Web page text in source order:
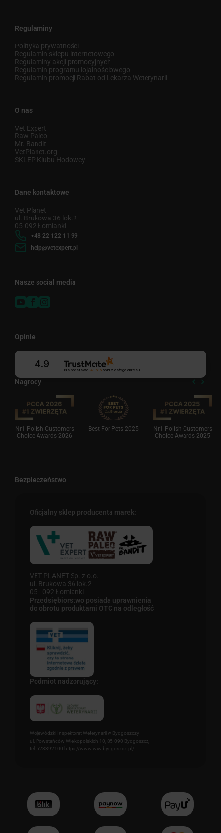
Regulaminy
Polityka prywatności
Regulamin sklepu internetowego
Regulaminy akcji promocyjnych
Regulamin programu lojalnościowego
Regulamin promocji Rabat od Lekarza Weterynarii
O nas
Vet Expert
Raw Paleo
Mr. Bandit
VetPlanet.org
SKLEP Klubu Hodowcy
Dane kontaktowe
Vet Planet
ul. Brukowa 36 lok.2
05-092 Łomianki
+48 22 122 11 99
help@vetexpert.pl
Nasze social media
Nagrody
Nr1 Polish Customers
Choice Awards 2026
Best For Pets 2025
Nr1 Polish Customers
Choice Awards 2025
Opinie
4.9
Na podstawie 41 615opinii z całego okresu
Bezpieczeństwo
Oficjalny sklep producenta marek:
VET PLANET Sp. z o.o.
ul. Brukowa 36 lok.2
05 - 092 Łomianki
Przedsiębiorstwo posiada uprawnienia
do obrotu produktami OTC na odległość
Podmiot nadzorujący:
Wojewódzki Inspektorat Weterynarii w Bydgoszczy
ul. Powstańców Wielkopolskich 10, 85-090 Bydgoszcz,
tel: 523392100 https://www.wiw.bydgoszcz.pl/